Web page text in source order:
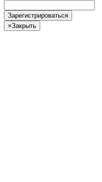
Зарегистрироваться
×Закрыть